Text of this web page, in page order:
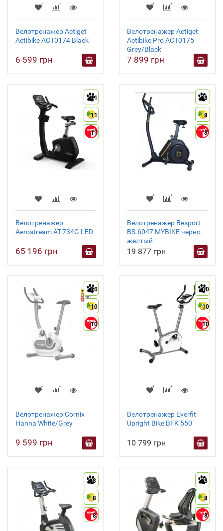
Велотренажер Actiget
Actibike ACT0174 Black
6 599 грн
Велотренажер Actiget
Actibike Pro ACT0175
Grey/Black
7 899 грн
11
11
11
Велотренажер
Aerostream AT-734G LED
65 196 грн
8
8
8
Велотренажер Besport
BS-6047 MYBIKE черно-
желтый
19 877 грн
10
10
10
Велотренажер Cornix
Hanna White/Grey
9 599 грн
10
10
10
Велотренажер Everfit
Upright Bike BFK 550
10 799 грн
8
8
8
8
8
8